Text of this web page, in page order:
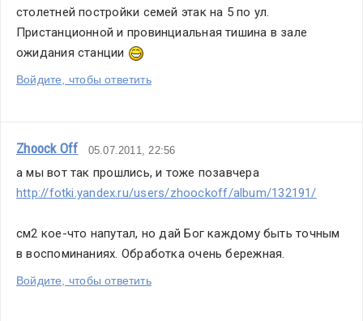
столетней постройки семей этак на 5 по ул.
Пристанционной и провинциальная тишина в зале
ожидания станции
Войдите, чтобы ответить
Zhoock Off 05.07.2011, 22:56
а мы вот так прошлись, и тоже позавчера
http://fotki.yandex.ru/users/zhoockoff/album/132191/
см2 кое-что напутал, но дай Бог каждому быть точным
в воспоминаниях. Обработка очень бережная.
Войдите, чтобы ответить